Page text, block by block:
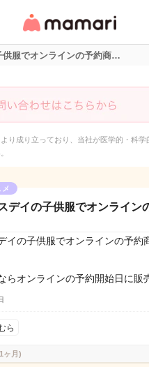
リ・情報サイト
供服でオンラインの予約商…
り成り立っており、当社が医学的・科学
デイの子供服でオンライン
イの子供服でオンラインの予約
らオンラインの予約開始日に販
ら
ヶ月)